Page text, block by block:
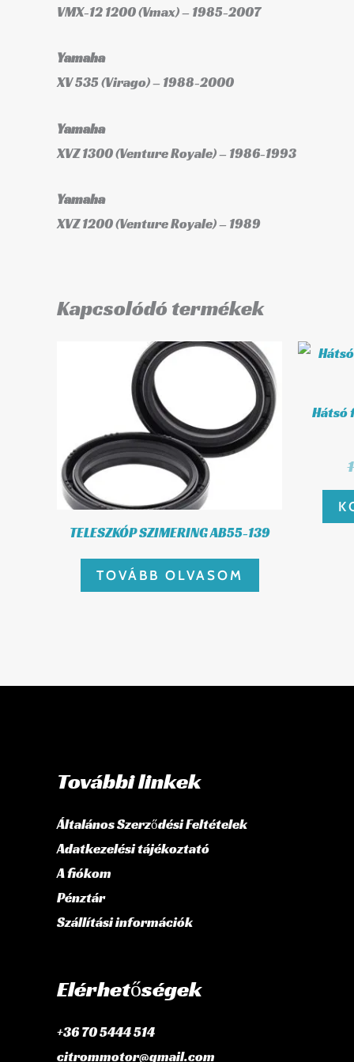
VMX-12 1200 (Vmax) – 1985-2007
Yamaha
XV 535 (Virago) – 1988-2000
Yamaha
XVZ 1300 (Venture Royale) – 1986-1993
Yamaha
XVZ 1200 (Venture Royale) – 1989
Kapcsolódó termékek
TELESZKÓP SZIMERING AB55-139
TOVÁBB OLVASOM
Hátsó
További linkek
Általános Szerződési Feltételek
Adatkezelési tájékoztató
A fiókom
Pénztár
Szállítási információk
Elérhetőségek
+36 70 5444 514
citrommotor@gmail.com